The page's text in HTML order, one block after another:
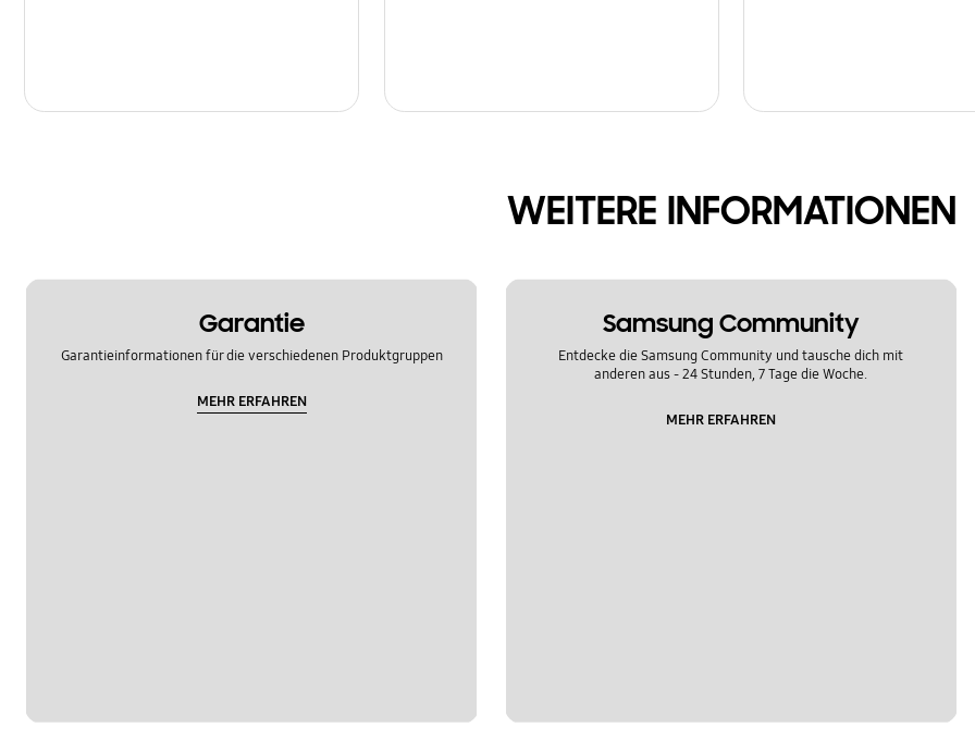
WEITERE INFORMATIONEN
Garantie
Garantieinformationen für die verschiedenen Produktgruppen
MEHR ERFAHREN
Samsung Community
Entdecke die Samsung Community und tausche dich mit
anderen aus - 24 Stunden, 7 Tage die Woche.
MEHR ERFAHREN